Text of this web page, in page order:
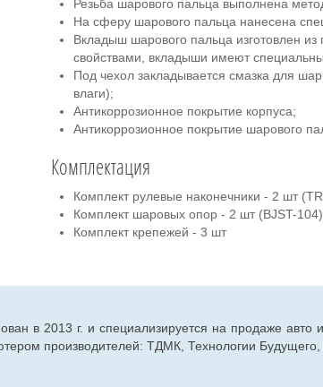
Резьба шарового пальца выполнена
На сферу шарового пальца нанесена
Вкладыш шарового пальца изготовлен
свойствами, вкладыши имеют
Под чехол закладывается смазка для
влаги);
Антикоррозионное покрытие корпуса;
Антикоррозионное покрытие шарового
Комплектация
Комплект рулевые наконечники - 2 шт
Комплект шаровых опор - 2 шт (BJST-104)
Комплект крепежей - 3 шт
в 2013 г. и специализируется на продаже
производителей: ТДМК, Технологии